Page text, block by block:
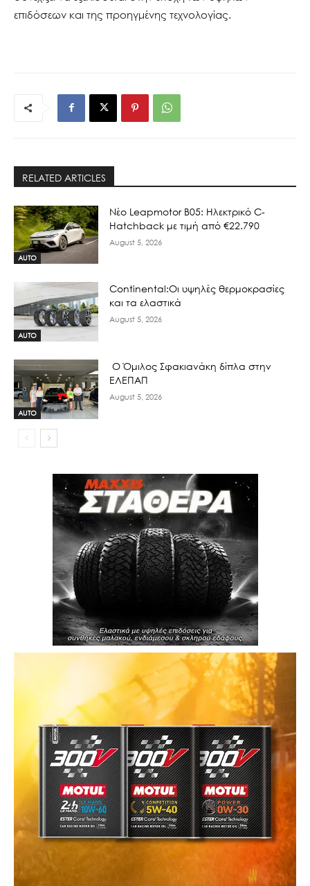
επιδόσεων και της προηγμένης τεχνολογίας.
RELATED ARTICLES
AUTO
Νέο Leapmotor B05: Ηλεκτρικό C-
Hatchback με τιμή από €22.790
August 5, 2026
AUTO
Continental:Οι υψηλές θερμοκρασίες
και τα ελαστικά
August 5, 2026
AUTO
Ο Όμιλος Σφακιανάκη δίπλα στην
ΕΛΕΠΑΠ
August 5, 2026